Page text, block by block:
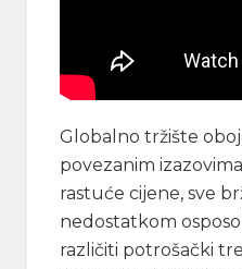
Globalno tržište
povezanim
rastuće cijene, sve
nedostatkom
različiti potrošački